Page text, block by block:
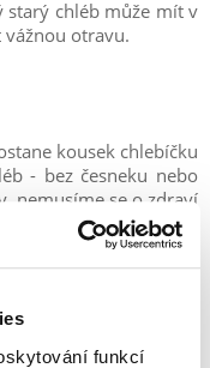
funkcí
starý chléb může mít v
otravu.
kousek chlebíčku
- bez česneku nebo
nemusíme se o zdraví
krmit svého psa
jídlo, není ani
na to, aby k takovým
alternativu!